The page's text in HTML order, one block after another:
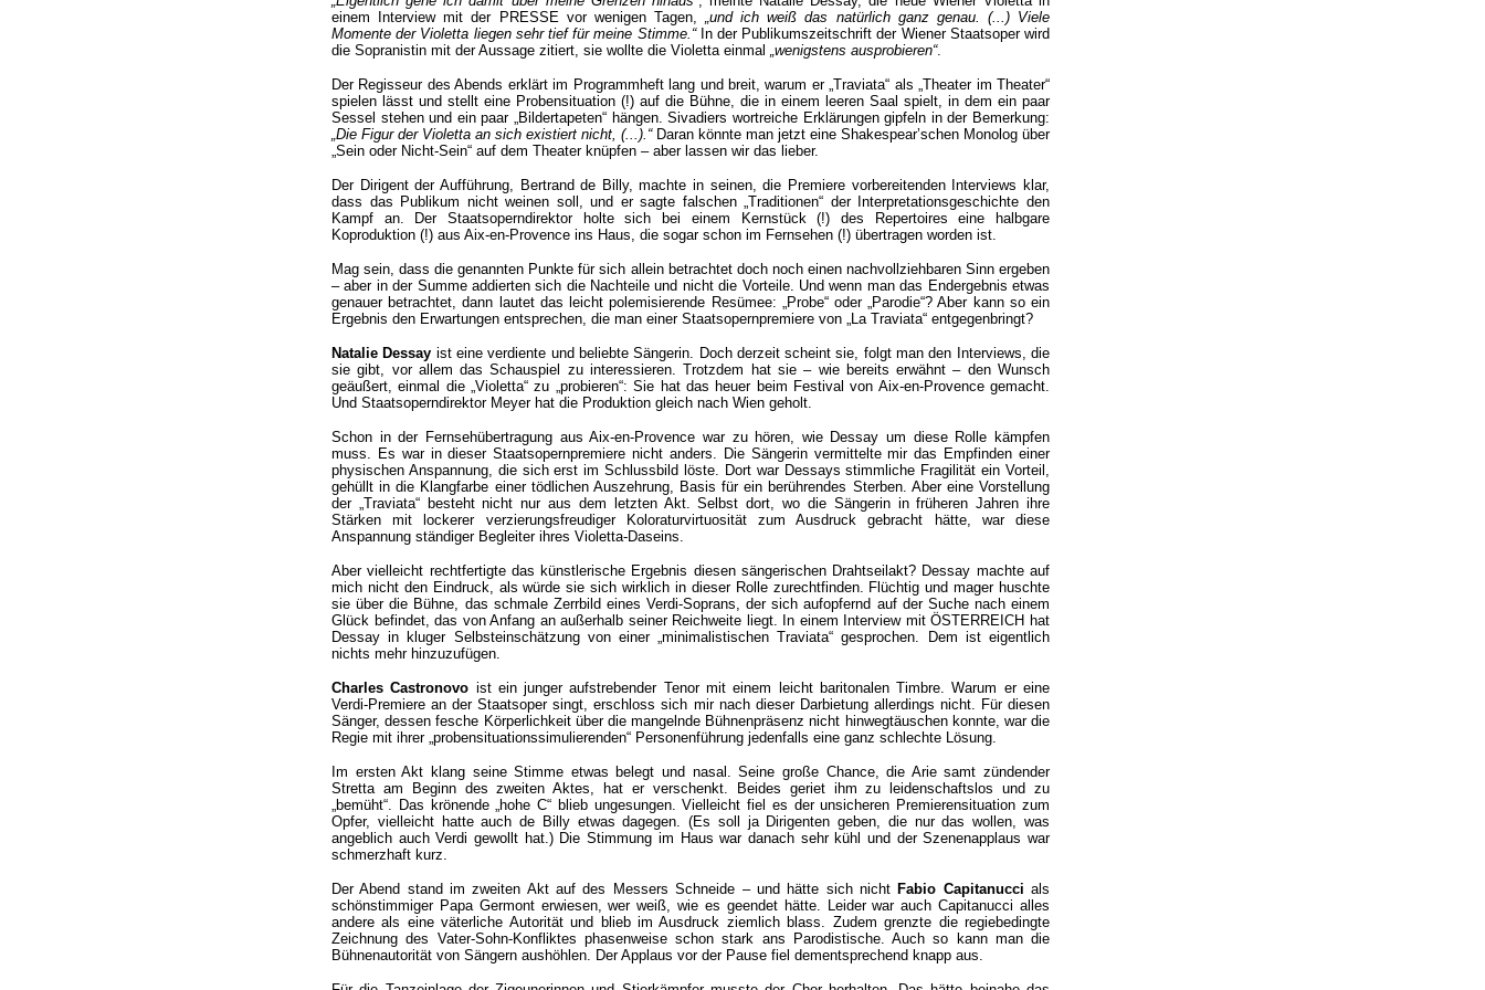
einem Interview mit der PRESSE vor wenigen Tagen, „und ich weiß das natürlich ganz genau. (...) Viele
Momente der Violetta liegen sehr tief für meine Stimme.“In der Publikumszeitschrift der Wiener Staatsoper wird
die Sopranistin mit der Aussage zitiert, sie wollte die Violetta einmal „wenigstens ausprobieren“.
Der Regisseur des Abends erklärt im Programmheft lang und breit, warum er „Traviata“ als „Theater im Theater“
spielen lässt und stellt eine Probensituation (!) auf die Bühne, die in einem leeren Saal spielt, in dem ein paar
Sessel stehen und ein paar „Bildertapeten“ hängen. Sivadiers wortreiche Erklärungen gipfeln in der Bemerkung:
„Die Figur der Violetta an sich existiert nicht, (...).“Daran könnte man jetzt eine Shakespear’schen Monolog über
„Sein oder Nicht-Sein“ auf dem Theater knüpfen – aber lassen wir das lieber.
Der Dirigent der Aufführung, Bertrand de Billy, machte in seinen, die Premiere vorbereitenden Interviews klar,
dass das Publikum nicht weinen soll, und er sagte falschen „Traditionen“ der Interpretationsgeschichte den
Kampf an. Der Staatsoperndirektor holte sich bei einem Kernstück (!) des Repertoires eine halbgare
Koproduktion (!) aus Aix-en-Provence ins Haus, die sogar schon im Fernsehen (!) übertragen worden ist.
Mag sein, dass die genannten Punkte für sich allein betrachtet doch noch einen nachvollziehbaren Sinn ergeben
– aber in der Summe addierten sich die Nachteile und nicht die Vorteile. Und wenn man das Endergebnis etwas
genauer betrachtet, dann lautet das leicht polemisierende Resümee: „Probe“ oder „Parodie“? Aber kann so ein
Ergebnis den Erwartungen entsprechen, die man einer Staatsopernpremiere von „La Traviata“ entgegenbringt?
Natalie Dessay ist eine verdiente und beliebte Sängerin. Doch derzeit scheint sie, folgt man den Interviews, die
sie gibt, vor allem das Schauspiel zu interessieren. Trotzdem hat sie – wie bereits erwähnt – den Wunsch
geäußert, einmal die „Violetta“ zu „probieren“: Sie hat das heuer beim Festival von Aix-en-Provence gemacht.
Und Staatsoperndirektor Meyer hat die Produktion gleich nach Wien geholt.
Schon in der Fernsehübertragung aus Aix-en-Provence war zu hören, wie Dessay um diese Rolle kämpfen
muss. Es war in dieser Staatsopernpremiere nicht anders. Die Sängerin vermittelte mir das Empfinden einer
physischen Anspannung, die sich erst im Schlussbild löste. Dort war Dessays stimmliche Fragilität ein Vorteil,
gehüllt in die Klangfarbe einer tödlichen Auszehrung, Basis für ein berührendes Sterben. Aber eine Vorstellung
der „Traviata“ besteht nicht nur aus dem letzten Akt. Selbst dort, wo die Sängerin in früheren Jahren ihre
Stärken mit lockerer verzierungsfreudiger Koloraturvirtuosität zum Ausdruck gebracht hätte, war diese
Anspannung ständiger Begleiter ihres Violetta-Daseins.
Aber vielleicht rechtfertigte das künstlerische Ergebnis diesen sängerischen Drahtseilakt? Dessay machte auf
mich nicht den Eindruck, als würde sie sich wirklich in dieser Rolle zurechtfinden. Flüchtig und mager huschte
sie über die Bühne, das schmale Zerrbild eines Verdi-Soprans, der sich aufopfernd auf der Suche nach einem
Glück befindet, das von Anfang an außerhalb seiner Reichweite liegt. In einem Interview mit ÖSTERREICH hat
Dessay in kluger Selbsteinschätzung von einer „minimalistischen Traviata“ gesprochen. Dem ist eigentlich
nichts mehr hinzuzufügen.
Charles Castronovo ist ein junger aufstrebender Tenor mit einem leicht baritonalen Timbre. Warum er eine
Verdi-Premiere an der Staatsoper singt, erschloss sich mir nach dieser Darbietung allerdings nicht. Für diesen
Sänger, dessen fesche Körperlichkeit über die mangelnde Bühnenpräsenz nicht hinwegtäuschen konnte, war die
Regie mit ihrer „probensituationssimulierenden“ Personenführung jedenfalls eine ganz schlechte Lösung.
Im ersten Akt klang seine Stimme etwas belegt und nasal. Seine große Chance, die Arie samt zündender
Stretta am Beginn des zweiten Aktes, hat er verschenkt. Beides geriet ihm zu leidenschaftslos und zu
„bemüht“. Das krönende „hohe C“ blieb ungesungen. Vielleicht fiel es der unsicheren Premierensituation zum
Opfer, vielleicht hatte auch de Billy etwas dagegen. (Es soll ja Dirigenten geben, die nur das wollen, was
angeblich auch Verdi gewollt hat.) Die Stimmung im Haus war danach sehr kühl und der Szenenapplaus war
schmerzhaft kurz.
Der Abend stand im zweiten Akt auf des Messers Schneide – und hätte sich nicht Fabio Capitanucci als
schönstimmiger Papa Germont erwiesen, wer weiß, wie es geendet hätte. Leider war auch Capitanucci alles
andere als eine väterliche Autorität und blieb im Ausdruck ziemlich blass. Zudem grenzte die regiebedingte
Zeichnung des Vater-Sohn-Konfliktes phasenweise schon stark ans Parodistische. Auch so kann man die
Bühnenautorität von Sängern aushöhlen. Der Applaus vor der Pause fiel dementsprechend knapp aus.